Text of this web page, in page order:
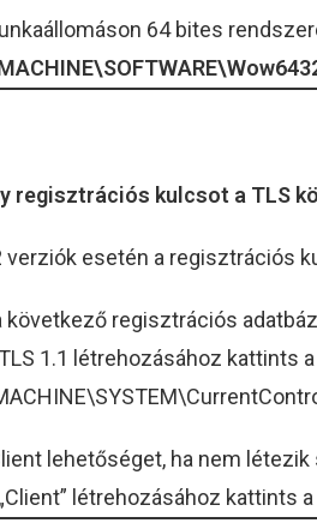
64 bites
regisztrációs kulcsot a TLS
verziók esetén a regisztrációs
következő regisztrációs
1.1 létrehozásához kattints
lehetőséget, ha nem
létrehozásához kattints